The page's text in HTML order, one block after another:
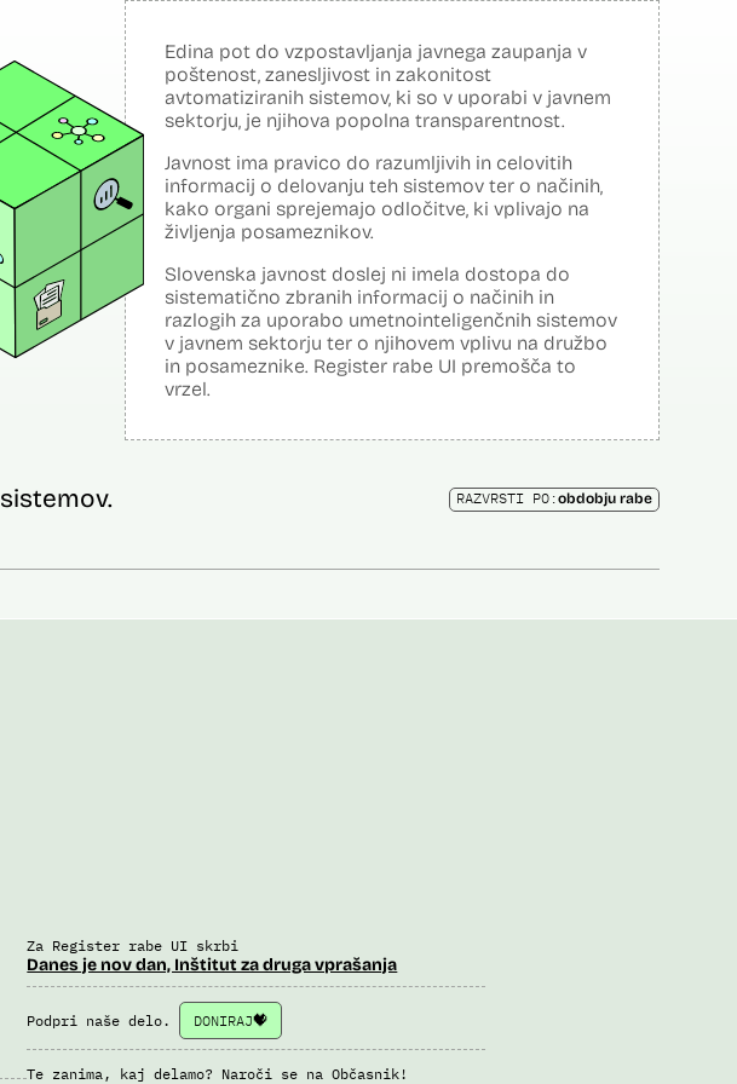
Edina pot do vzpostavljanja javnega zaupanja v
poštenost, zanesljivost in zakonitost
avtomatiziranih sistemov, ki so v uporabi v javnem
sektorju, je njihova popolna transparentnost.
Javnost ima pravico do razumljivih in celovitih
informacij o delovanju teh sistemov ter o načinih,
kako organi sprejemajo odločitve, ki vplivajo na
življenja posameznikov.
Slovenska javnost doslej ni imela dostopa do
sistematično zbranih informacij o načinih in
razlogih za uporabo umetnointeligenčnih sistemov
v javnem sektorju ter o njihovem vplivu na družbo
in posameznike. Register rabe UI premošča to
vrzel.
sistemov. RAZVRSTI PO:obdobju rabe
Za Register rabe UI skrbi
Danes je nov dan, Inštitut za druga vprašanja
Podpri naše delo. DONIRAJ
Te zanima, kaj delamo? Naroči se na Občasnik!